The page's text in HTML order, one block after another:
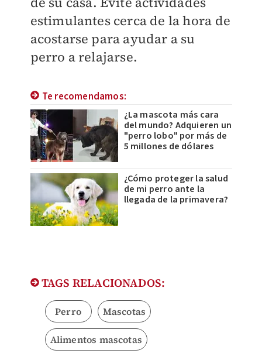
estimulantes cerca de la hora de
acostarse para ayudar a su
perro a relajarse.
Te recomendamos:
¿La mascota más cara
del mundo? Adquieren un
"perro lobo" por más de
5 millones de dólares
¿Cómo proteger la salud
de mi perro ante la
llegada de la primavera?
TAGS RELACIONADOS:
Perro Mascotas
Alimentos mascotas